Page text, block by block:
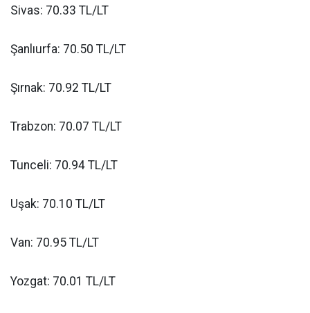
Sivas: 70.33 TL/LT
Şanlıurfa: 70.50 TL/LT
Şırnak: 70.92 TL/LT
Trabzon: 70.07 TL/LT
Tunceli: 70.94 TL/LT
Uşak: 70.10 TL/LT
Van: 70.95 TL/LT
Yozgat: 70.01 TL/LT